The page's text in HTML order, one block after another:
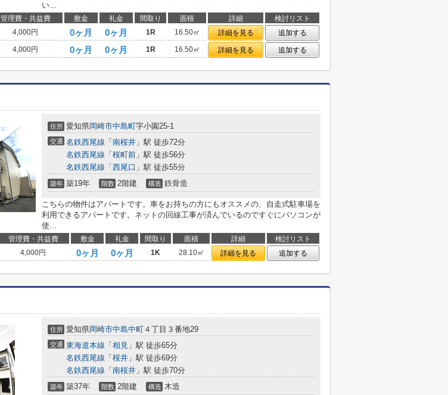
い...
管理費・共益費 敷金 礼金 間取り 面積 詳細
検討リスト
4,000円 0ヶ月 0ヶ月 1R 16.50㎡ 詳細を見る
追加する
4,000円 0ヶ月 0ヶ月 1R 16.50㎡ 詳細を見る 追加する
住所 愛知県岡崎市中島町字小園25-1
交通 名鉄西尾線 「 南桜井 」駅 徒歩72分
名鉄西尾線 「 桜町前 」駅 徒歩56分
名鉄西尾線 「 西尾口 」駅 徒歩55分
築年 築19年 階数 2階建 構造 鉄骨造
こちらの物件はアパートです。車をお持ちの方にもオススメの、自走式駐車場を
利用できるアパートです。ネットの回線工事が済んでいるのですぐにパソコンが
使...
管理費・共益費 敷金 礼金 間取り 面積 詳細
検討リスト
4,000円 0ヶ月 0ヶ月 1K 28.10㎡ 詳細を見る 追加する
住所 愛知県岡崎市中島中町 ４丁目３番地29
交通 東海道本線 「 相見 」駅 徒歩65分
名鉄西尾線 「 桜井 」駅 徒歩69分
名鉄西尾線 「 南桜井 」駅 徒歩70分
築年 築37年 階数 2階建 構造 木造